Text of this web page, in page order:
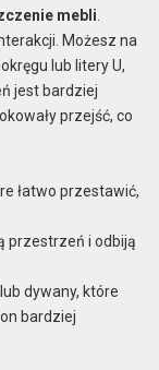
mebli
Możesz na
lub litery U,
jest bardziej
przejść, co
łatwo przestawić,
przestrzeń i odbiją
dywany, które
bardziej